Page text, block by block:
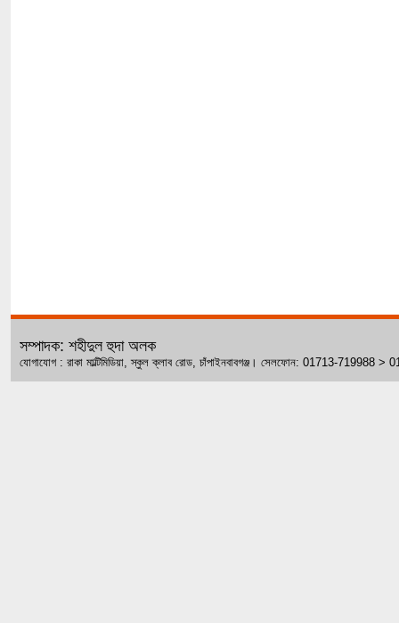
সম্পাদক: শহীদুল হুদা অলক
যোগাযোগ : রাকা মাল্টিমিডিয়া, স্কুল ক্লাব রোড, চাঁপাইনবাবগঞ্জ। সেলফোন: 01713-